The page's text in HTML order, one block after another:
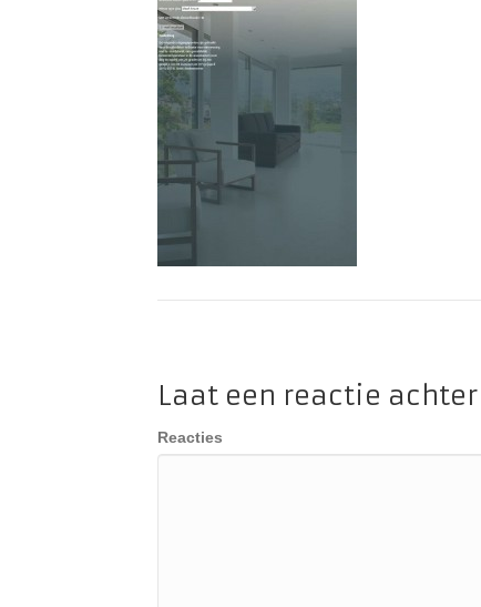
Laat een reactie achter
Reacties